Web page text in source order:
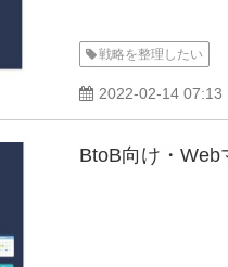
戦略を整理したい
2022-02-14 07:13
BtoB向け・Web